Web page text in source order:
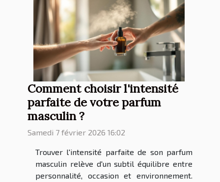
Comment choisir l'intensité
parfaite de votre parfum
masculin ?
Samedi 7 février 2026 16:02
Trouver l'intensité parfaite de son parfum
masculin relève d'un subtil équilibre entre
personnalité, occasion et environnement.